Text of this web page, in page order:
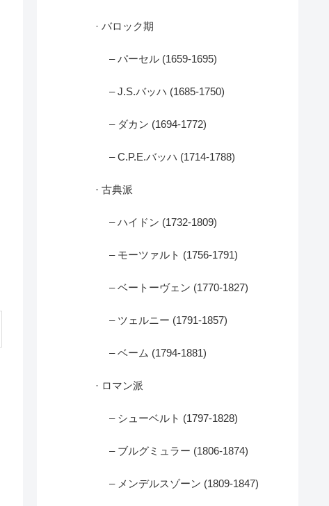
· バロック期
– パーセル (1659-1695)
– J.S.バッハ (1685-1750)
– ダカン (1694-1772)
– C.P.E.バッハ (1714-1788)
· 古典派
– ハイドン (1732-1809)
– モーツァルト (1756-1791)
– ベートーヴェン (1770-1827)
– ツェルニー (1791-1857)
– ベーム (1794-1881)
· ロマン派
– シューベルト (1797-1828)
– ブルグミュラー (1806-1874)
– メンデルスゾーン (1809-1847)